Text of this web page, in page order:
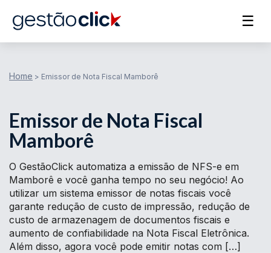
☰
Home > Emissor de Nota Fiscal Mamborê
Emissor de Nota Fiscal
Mamborê
O GestãoClick automatiza a emissão de NFS-e em
Mamborê e você ganha tempo no seu negócio! Ao
utilizar um sistema emissor de notas fiscais você
garante redução de custo de impressão, redução de
custo de armazenagem de documentos fiscais e
aumento de confiabilidade na Nota Fiscal Eletrônica.
Além disso, agora você pode emitir notas com […]